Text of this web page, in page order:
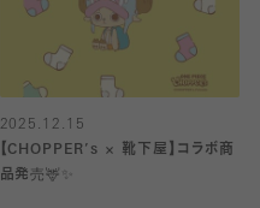
2025.12.15
【CHOPPER’s × 靴下屋】コラボ商
品発売🦌✨️